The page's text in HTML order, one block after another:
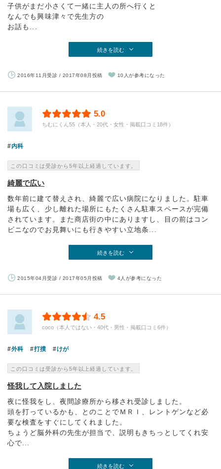
子供がまだ小さくて一緒に主人の所へ行くと
なんでも興味津々で先生方の
お話も...
続きを読む
2016年11月受診 / 2017年08月投稿 10人が参考になった
5.0
ちむにくん55（本人・20代・女性・掲載口コミ18件）
内科
この口コミは受診から5年以上経過しています。
綺麗で広い
数年前に建て替えされ、綺麗で広い病院になりました。駐車
場も広く、少し離れた場所にもたくさん駐車スペースが完備
されています。また商店街の中にありますし、目の前はコン
ビニなのでお見舞いにも行きやすい立地条...
続きを読む
2015年04月受診 / 2017年05月投稿 4人が参考になった
4.5
coco（本人ではない・40代・男性・掲載口コミ6件）
外科 打撲 けが
この口コミは受診から5年以上経過しています。
怪我して入院しました
夜に怪我をし、夜間診療所から移され受診しました。
頭を打っているかも、とのことでＭＲＩ、レントゲンなど必
要な検査をすぐにしてくれました。
ちょうど脳外科の先生が担当で、説明もきちっとしてくれ安
心で...
続きを読む